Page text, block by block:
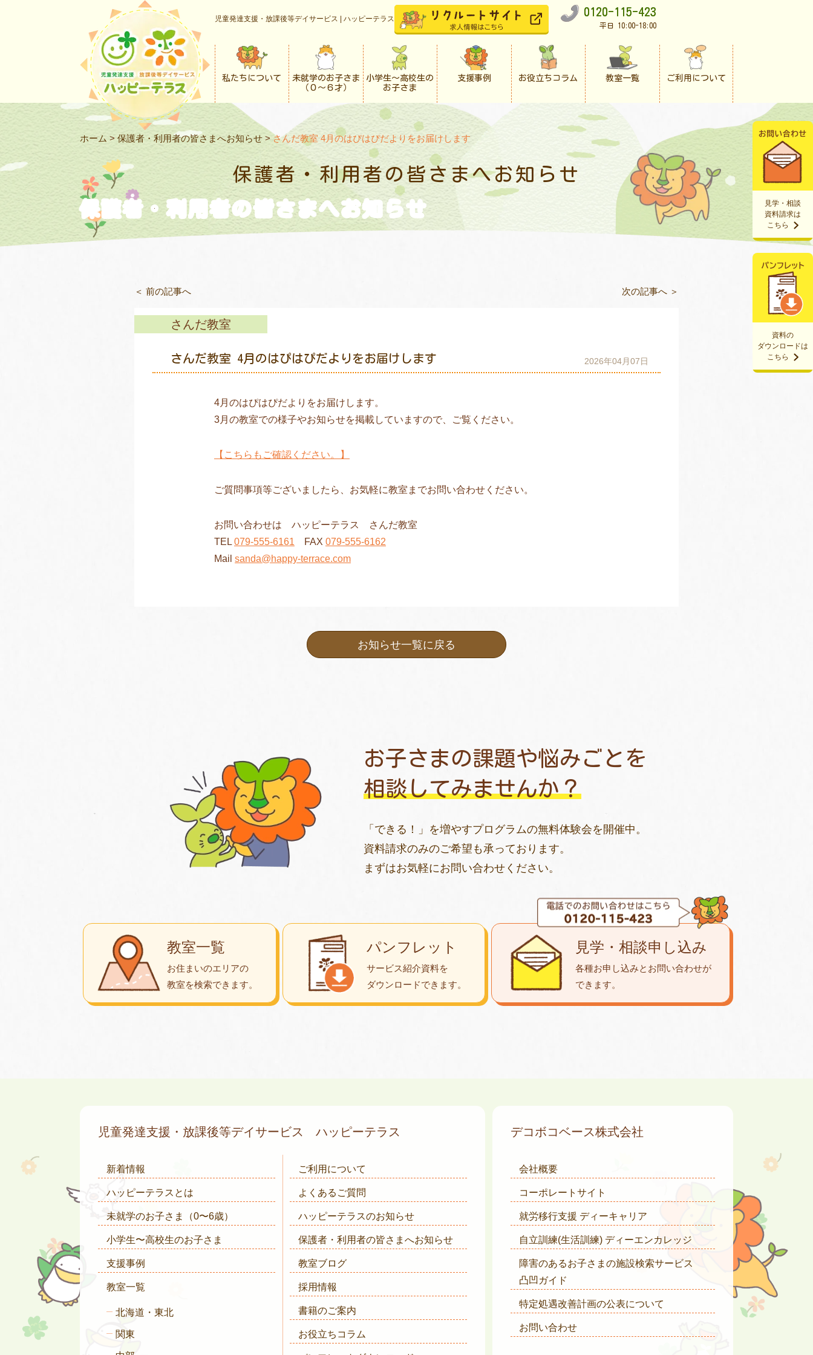
児童発達支援・放課後等デイサービス | ハッピーテラス
0120-115-423
平日 10:00-18:00
私たちについて
未就学のお子さま
（０〜６才）
小学生〜高校生の
お子さま
支援事例 お役立ちコラム 教室一覧 ご利用について
資料の
ダウンロードは
こちら
見学・相談
資料請求は
こちら
ホーム > 保護者・利用者の皆さまへお知らせ > さんだ教室 4月のはぴはぴだよりをお届けします
保護者・利用者の 皆さまへお知らせ
保護者・利用者の皆さまへお知らせ
＜ 前の記事へ 次の記事へ ＞
さんだ教室
さんだ教室 4月のはぴはぴだよりをお届けします 2026年04月07日
4月のはぴはぴだよりをお届けします。
3月の教室での様子やお知らせを掲載していますので、ご覧ください。
【こちらもご確認ください。】
ご質問事項等ございましたら、お気軽に教室までお問い合わせください。
お問い合わせは ハッピーテラス さんだ教室
TEL 079-555-6161 FAX 079-555-6162
Mail sanda@happy-terrace.com
お知らせ一覧に戻る
お子さまの課題や悩みごとを
相談してみませんか？
「できる！」を増やすプログラムの無料体験会を開催中。
資料請求のみのご希望も承っております。
まずはお気軽にお問い合わせください。
教室一覧
お住まいのエリアの
教室を検索できます。
パンフレット
サービス紹介資料を
ダウンロードできます。
見学・相談申し込み
各種お申し込みとお問い合わせが
できます。
児童発達支援・放課後等デイサービス ハッピーテラス
新着情報
ハッピーテラスとは
未就学のお子さま （0〜6歳）
小学生〜高校生のお子さま
支援事例
教室一覧
北海道・東北
関東
ご利用について
よくあるご質問
ハッピーテラスのお知らせ
保護者・利用者の皆さまへお知らせ
教室ブログ
採用情報
書籍のご案内
お役立ちコラム
デコボコベース株式会社
会社概要
コーポレートサイト
就労移行支援 ディーキャリア
自立訓練(生活訓練) ディーエンカレッジ
障害のあるお子さまの施設検索サービス
凸凹ガイド
特定処遇改善計画の公表について
お問い合わせ